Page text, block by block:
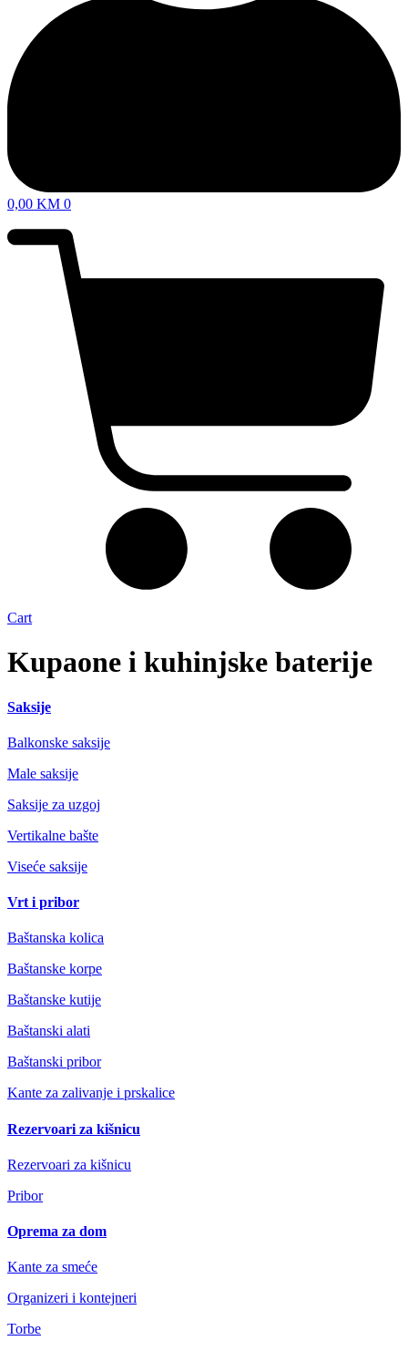
0,00 KM 0
Cart
Kupaone i kuhinjske baterije
Saksije
Balkonske saksije
Male saksije
Saksije za uzgoj
Vertikalne bašte
Viseće saksije
Vrt i pribor
Baštanska kolica
Baštanske korpe
Baštanske kutije
Baštanski alati
Baštanski pribor
Kante za zalivanje i prskalice
Rezervoari za kišnicu
Rezervoari za kišnicu
Pribor
Oprema za dom
Kante za smeće
Organizeri i kontejneri
Torbe